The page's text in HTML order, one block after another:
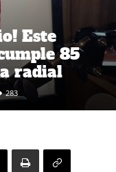
Este
85
radial
283